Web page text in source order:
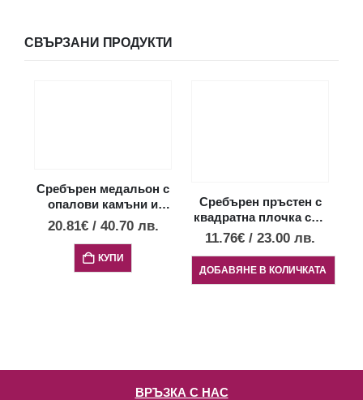
СВЪРЗАНИ ПРОДУКТИ
Сребърен медальон с
опалови камъни и
диск Фестос, S
20.81€ / 40.70 лв.
КУПИ
Сребърен пръстен с
квадратна плочка със
спирала
11.76€ / 23.00 лв.
ДОБАВЯНЕ В КОЛИЧКАТА
ВРЪЗКА С НАС